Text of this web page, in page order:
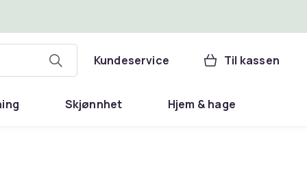
Kundeservice Til kassen
Skjønnhet Hjem & hage